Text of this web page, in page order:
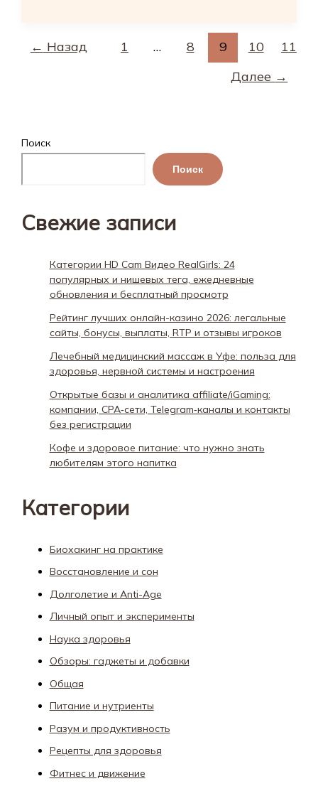
← Назад 1 … 8 9 10
11
Далее →
Поиск
Поиск
Свежие записи
Категории HD Cam Видео RealGirls: 24
популярных и нишевых тега, ежедневные
обновления и бесплатный просмотр
Рейтинг лучших онлайн-казино 2026: легальные
сайты, бонусы, выплаты, RTP и отзывы игроков
Лечебный медицинский массаж в Уфе: польза для
здоровья, нервной системы и настроения
Открытые базы и аналитика affiliate/iGaming:
компании, CPA‑сети, Telegram‑каналы и контакты
без регистрации
Кофе и здоровое питание: что нужно знать
любителям этого напитка
Категории
Биохакинг на практике
Восстановление и сон
Долголетие и Anti-Age
Личный опыт и эксперименты
Наука здоровья
Обзоры: гаджеты и добавки
Общая
Питание и нутриенты
Разум и продуктивность
Рецепты для здоровья
Фитнес и движение